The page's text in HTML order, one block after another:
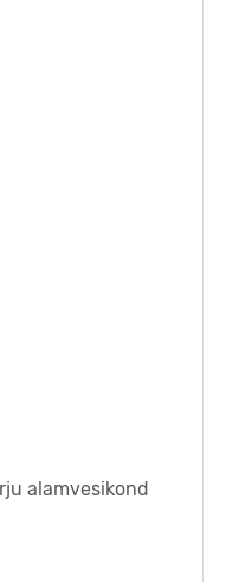
alamvesikond